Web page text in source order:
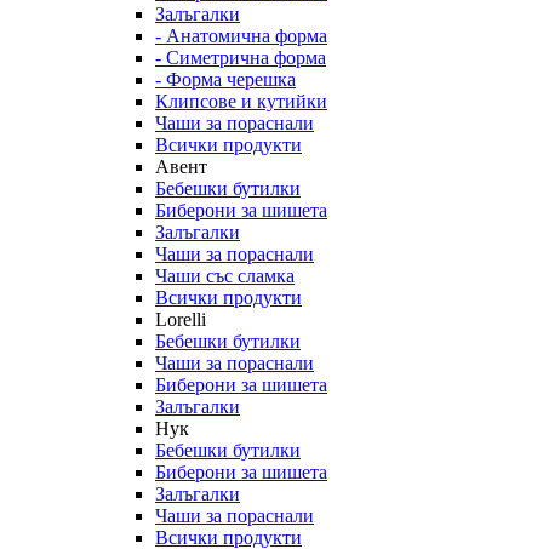
Залъгалки
- Анатомична форма
- Симетрична форма
- Форма черешка
Клипсове и кутийки
Чаши за пораснали
Всички продукти
Авент
Бебешки бутилки
Биберони за шишета
Залъгалки
Чаши за пораснали
Чаши със сламка
Всички продукти
Lorelli
Бебешки бутилки
Чаши за пораснали
Биберони за шишета
Залъгалки
Нук
Бебешки бутилки
Биберони за шишета
Залъгалки
Чаши за пораснали
Всички продукти